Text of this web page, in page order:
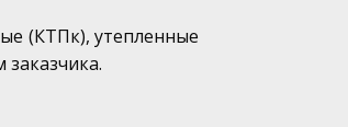
(КТПк), утепленные